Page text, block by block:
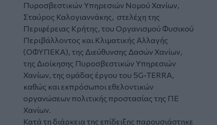
Πυροσβεστικών Υπηρεσιών Νομού Χανίων,
Σταύρος Καλογιαννάκης, στελέχη της
Περιφέρειας Κρήτης, του Οργανισμού Φυσικού
Περιβάλλοντος και Κλιματικής Αλλαγής
(ΟΦΥΠΕΚΑ), της Διεύθυνσης Δασών Χανίων,
της Διοίκησης Πυροσβεστικών Υπηρεσιών
Χανίων, της ομάδας έργου του 5G-TERRA,
καθώς και εκπρόσωποι εθελοντικών
οργανώσεων πολιτικής προστασίας της ΠΕ
Χανίων.
Κατά τη διάρκεια της επίδειξης παρουσιάστηκε